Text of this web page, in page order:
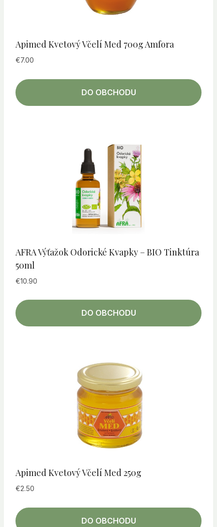
Apimed Kvetový Včelí Med 700g Amfora
€7.00
DO OBCHODU
AFRA Výťažok Odorické Kvapky – BIO Tinktúra
50ml
€10.90
DO OBCHODU
Apimed Kvetový Včelí Med 250g
€2.50
DO OBCHODU